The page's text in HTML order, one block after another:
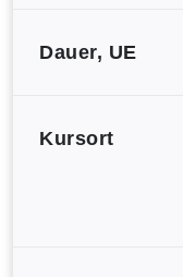
Dauer, UE
Kursort